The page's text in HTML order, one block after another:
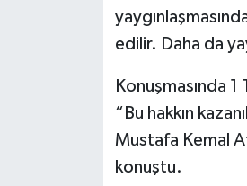
edilir. Daha da
Konuşmasında
“Bu hakkın
Mustafa Kemal
konuştu.